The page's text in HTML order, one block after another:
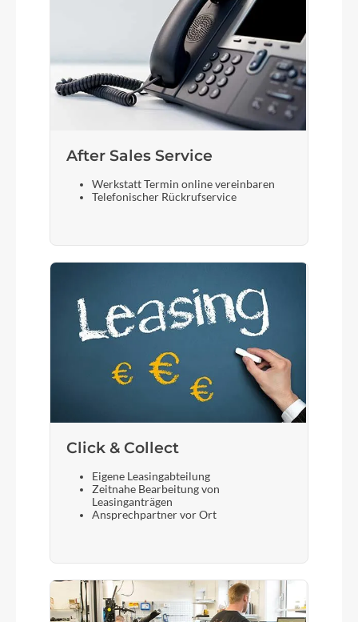
After Sales Service
Werkstatt Termin online vereinbaren
Telefonischer Rückrufservice
Click & Collect
Eigene Leasingabteilung
Zeitnahe Bearbeitung von
Leasinganträgen
Ansprechpartner vor Ort